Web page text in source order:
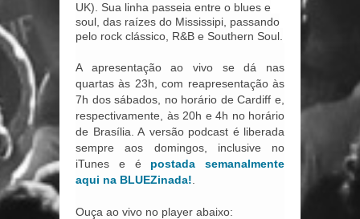
UK). Sua linha passeia entre o blues e
soul, das raízes do Mississipi, passando
pelo rock clássico, R&B e Southern Soul.
A apresentação ao vivo se dá nas
quartas às 23h, com reapresentação às
7h dos sábados, no horário de Cardiff e,
respectivamente, às 20h e 4h no horário
de Brasília. A versão podcast é liberada
sempre aos domingos, inclusive no
iTunes e é postada semanalmente
aqui na BLUEZinada!
Ouça ao vivo no player abaixo: